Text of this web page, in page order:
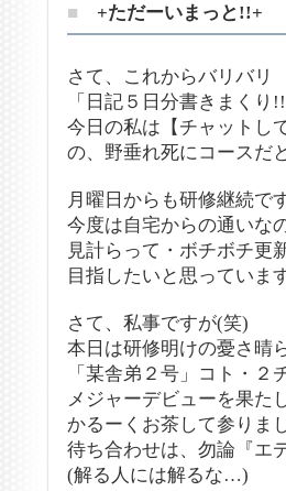
■
+ただーいまっと!!+
さて、これからバリバリ
「日記５日分書きまく
今日の私は【チャットし
の、野垂れ死にコースだ
月曜日からも研修継続で
今度は自宅からの通いな
見計らって・ボチボチ更
目指したいと思っていま
さて、私事ですが(笑)
本日は研修明けの憂さ晴
「某舎弟２号」コト・２
メジャーデビューを果た
かるーくお茶して参りま
待ち合わせは、勿論『エ
(解る人には解るな…)